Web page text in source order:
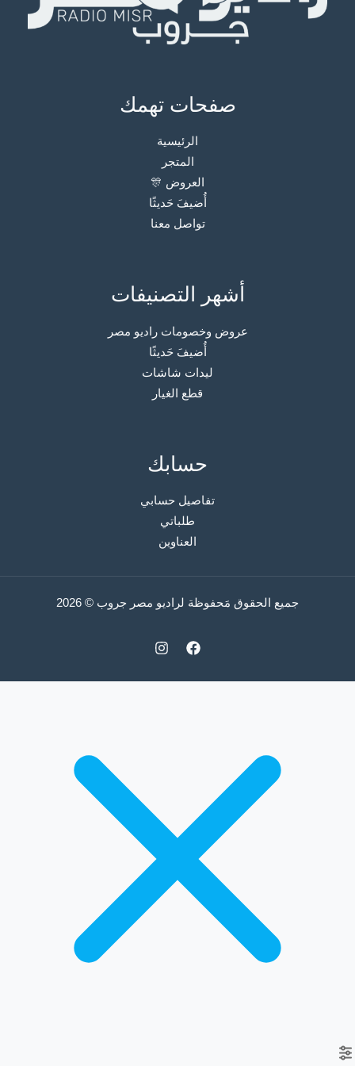
صفحات تهمك
الرئيسية
المتجر
العروض 🎊
أُضيفَ حَديثًا
تواصل معنا
أشهر التصنيفات
عروض وخصومات راديو مصر
أُضيفَ حَديثًا
ليدات شاشات
قطع الغيار
حسابك
تفاصيل حسابي
طلباتي
العناوين
جميع الحقوق مَحفوظة لراديو مصر جروب © 2026